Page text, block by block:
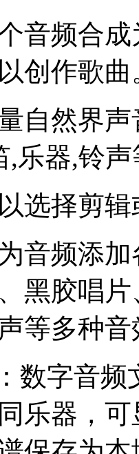
音频合
创作歌
自然界
,乐器,铃
选择剪
音频添
黑胶唱
等多种音
数字音
乐器，